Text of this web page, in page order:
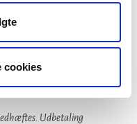
cookies
filtyper: pdf, doc,
Udbetaling